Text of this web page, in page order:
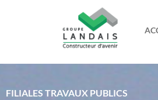
FILIALES TRAVAUX PUBLICS